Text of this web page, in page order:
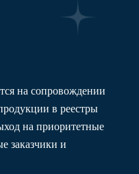
на сопровождении
в реестры
на приоритетные
заказчики и